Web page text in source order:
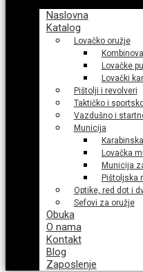
Naslovna
Katalog
Lovačko oružje
Lovačke
Lovački
Pištolji i revolveri
Taktičko i
Vazdušno i
Municija
Lovačka
Municija
Pištoljska
Optike, red dot i
Sefovi za oružje
Obuka
O nama
Kontakt
Blog
Zaposlenje